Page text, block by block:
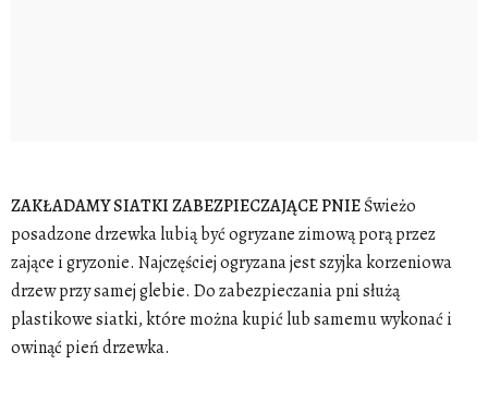
ZAKŁADAMY SIATKI ZABEZPIECZAJĄCE PNIEŚwieżo
posadzone drzewka lubią być ogryzane zimową porą przez
zające i gryzonie. Najczęściej ogryzana jest szyjka korzeniowa
drzew przy samej glebie. Do zabezpieczania pni służą
plastikowe siatki, które można kupić lub samemu wykonać i
owinąć pień drzewka.